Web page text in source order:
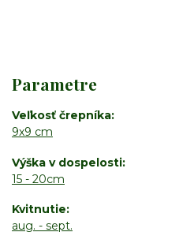
Parametre
Veľkosť črepníka
9x9 cm
Výška v dospelosti
15 - 20cm
Kvitnutie
aug. - sept.